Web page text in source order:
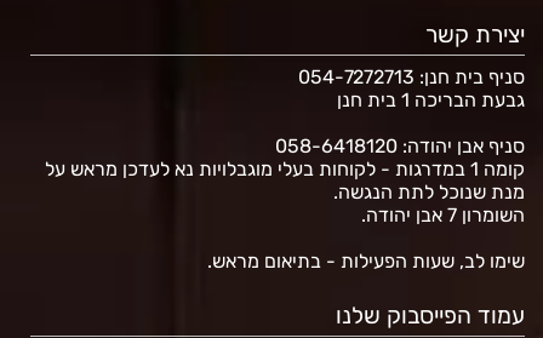
יצירת קשר
סניף בית חנן: 054-7272713
גבעת הבריכה 1 בית חנן
סניף אבן יהודה: 058-6418120
קומה 1 במדרגות - לקוחות בעלי מוגבלויות נא לעדכן מראש על
מנת שנוכל לתת הנגשה.
השומרון 7 אבן יהודה.
שימו לב, שעות הפעילות - בתיאום מראש.
עמוד הפייסבוק שלנו